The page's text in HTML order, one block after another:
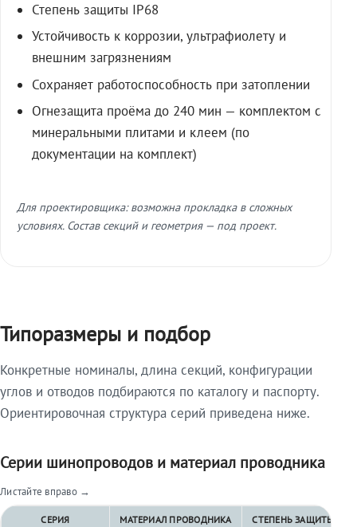
Степень защиты IP68
Устойчивость к коррозии, ультрафиолету и
внешним загрязнениям
Сохраняет работоспособность при затоплении
Огнезащита проёма до 240 мин — комплектом с
минеральными плитами и клеем (по
документации на комплект)
Для проектировщика: возможна прокладка в сложных
условиях. Состав секций и геометрия — под проект.
Типоразмеры и подбор
Конкретные номиналы, длина секций, конфигурации
углов и отводов подбираются по каталогу и паспорту.
Ориентировочная структура серий приведена ниже.
Серии шинопроводов и материал проводника
Листайте вправо →
СЕРИЯ МАТЕРИАЛ ПРОВОДНИКА СТЕПЕНЬ ЗАЩИТЫ